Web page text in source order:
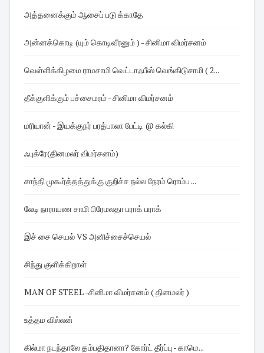
அத்தனைக்கும் ஆசைப் படு க்காதே
அன்னக்கொடி (யும் கொடிவீரனும் ) - சினிமா விமர்சனம்
வெள்ளிக்கிழமை ராமசாமி வெட்டாஃபீஸ் வெங்கிடுசாமி ( 2...
தீக்குளிக்கும் பச்சைமரம் - சினிமா விமர்சனம்
மரியான் - இயக்குநர் பரத்பாலா பேட்டி @ கல்கி
ஃபுக்ரே(தினமலர் விமர்சனம்)
சாந்தி முகூர்த்தத்துக்கு குறிச்ச நல்ல நேரம் ரொம்ப ...
லேடி நாராயண சாமி பிரேமலதா பராக் பராக்
இச் சை செயல் VS அனிச்சைச்செயல்
சிந்து குளிக்கிறாள்
MAN OF STEEL -சினிமா விமர்சனம் ( தினமலர் )
உத்தம வில்லன்
கில்மா நடந்தாலே தம்பதிதானா? கோர்ட் தீர்ப்பு - காமெ...